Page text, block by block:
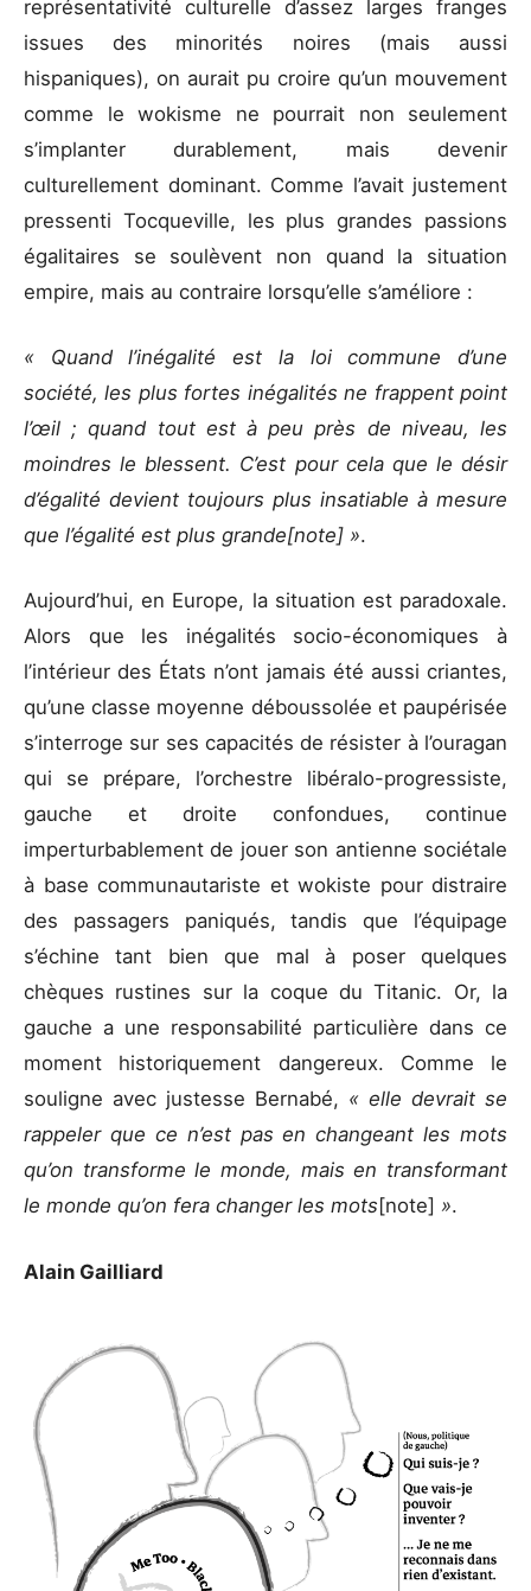
représentativité culturelle d’assez larges franges
issues des minorités noires (mais aussi
hispaniques), on aurait pu croire qu’un mouvement
comme le wokisme ne pourrait non seulement
s’implanter durablement, mais devenir
culturellement dominant. Comme l’avait justement
pressenti Tocqueville, les plus grandes passions
égalitaires se soulèvent non quand la situation
empire, mais au contraire lorsqu’elle s’améliore :
« Quand l’inégalité est la loi commune d’une
société, les plus fortes inégalités ne frappent point
l’œil ; quand tout est à peu près de niveau, les
moindres le blessent. C’est pour cela que le désir
d’égalité devient toujours plus insatiable à mesure
que l’égalité est plus grande[note] ».
Aujourd’hui, en Europe, la situation est paradoxale.
Alors que les inégalités socio-économiques à
l’intérieur des États n’ont jamais été aussi criantes,
qu’une classe moyenne déboussolée et paupérisée
s’interroge sur ses capacités de résister à l’ouragan
qui se prépare, l’orchestre libéralo-progressiste,
gauche et droite confondues, continue
imperturbablement de jouer son antienne sociétale
à base communautariste et wokiste pour distraire
des passagers paniqués, tandis que l’équipage
s’échine tant bien que mal à poser quelques
chèques rustines sur la coque du Titanic. Or, la
gauche a une responsabilité particulière dans ce
moment historiquement dangereux. Comme le
souligne avec justesse Bernabé, « elle devrait se
rappeler que ce n’est pas en changeant les mots
qu’on transforme le monde, mais en transformant
le monde qu’on fera changer les mots[note] ».
Alain Gailliard